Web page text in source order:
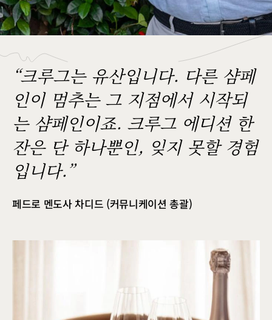
“크루그는 유산입니다. 다른 샴페
인이 멈추는 그 지점에서 시작되
는 샴페인이죠. 크루그 에디션 한
잔은 단 하나뿐인, 잊지 못할 경험
입니다.”
페드로 멘도사 차디드 (커뮤니케이션 총괄)